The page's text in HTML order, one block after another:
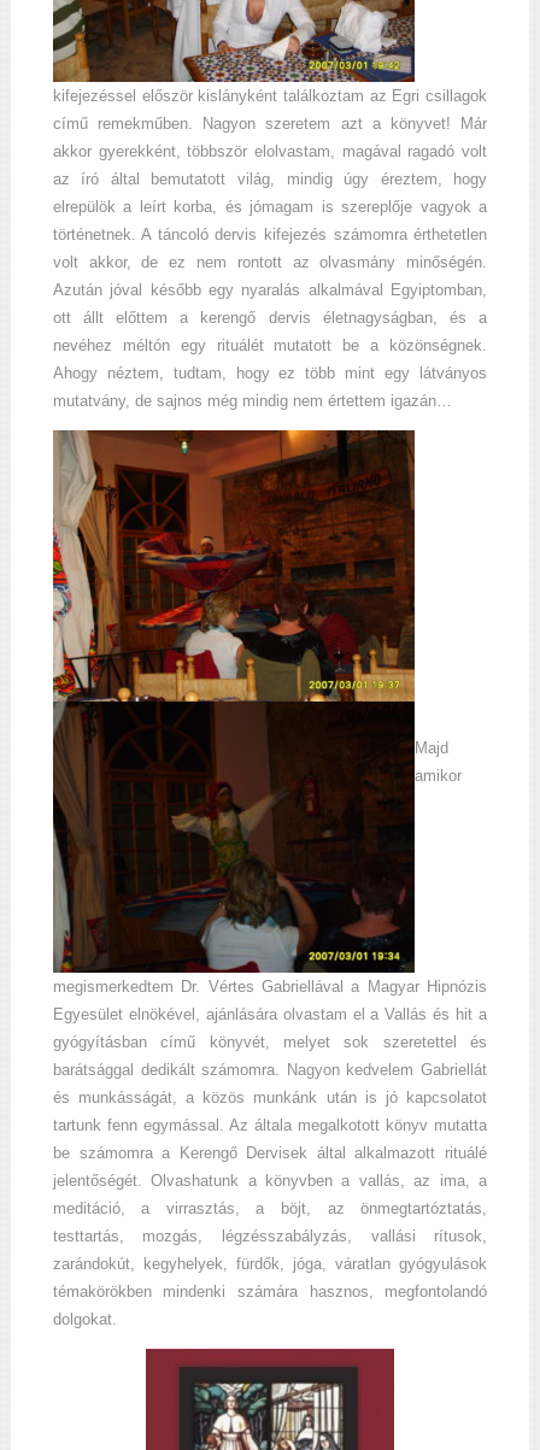
kifejezéssel először kislányként találkoztam az Egri csillagok
című remekműben. Nagyon szeretem azt a könyvet! Már
akkor gyerekként, többször elolvastam, magával ragadó volt
az író által bemutatott világ, mindig úgy éreztem, hogy
elrepülök a leírt korba, és jómagam is szereplője vagyok a
történetnek. A táncoló dervis kifejezés számomra érthetetlen
volt akkor, de ez nem rontott az olvasmány minőségén.
Azután jóval később egy nyaralás alkalmával Egyiptomban,
ott állt előttem a kerengő dervis életnagyságban, és a
nevéhez méltón egy rituálét mutatott be a közönségnek.
Ahogy néztem, tudtam, hogy ez több mint egy látványos
mutatvány, de sajnos még mindig nem értettem igazán…
Majd
amikor
megismerkedtem Dr. Vértes Gabriellával a Magyar Hipnózis
Egyesület elnökével, ajánlására olvastam el a Vallás és hit a
gyógyításban című könyvét, melyet sok szeretettel és
barátsággal dedikált számomra. Nagyon kedvelem Gabriellát
és munkásságát, a közös munkánk után is jó kapcsolatot
tartunk fenn egymással. Az általa megalkotott könyv mutatta
be számomra a Kerengő Dervisek által alkalmazott rituálé
jelentőségét. Olvashatunk a könyvben a vallás, az ima, a
meditáció, a virrasztás, a böjt, az önmegtartóztatás,
testtartás, mozgás, légzésszabályzás, vallási rítusok,
zarándokút, kegyhelyek, fürdők, jóga, váratlan gyógyulások
témakörökben mindenki számára hasznos, megfontolandó
dolgokat.